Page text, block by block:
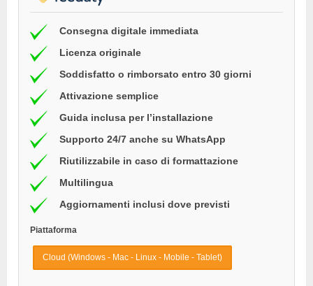
Consegna digitale immediata
Licenza originale
Soddisfatto o rimborsato entro 30 giorni
Attivazione semplice
Guida inclusa per l’installazione
Supporto 24/7 anche su WhatsApp
Riutilizzabile in caso di formattazione
Multilingua
Aggiornamenti inclusi dove previsti
Piattaforma
Cloud (Windows - Mac - Linux - Mobile - Tablet)